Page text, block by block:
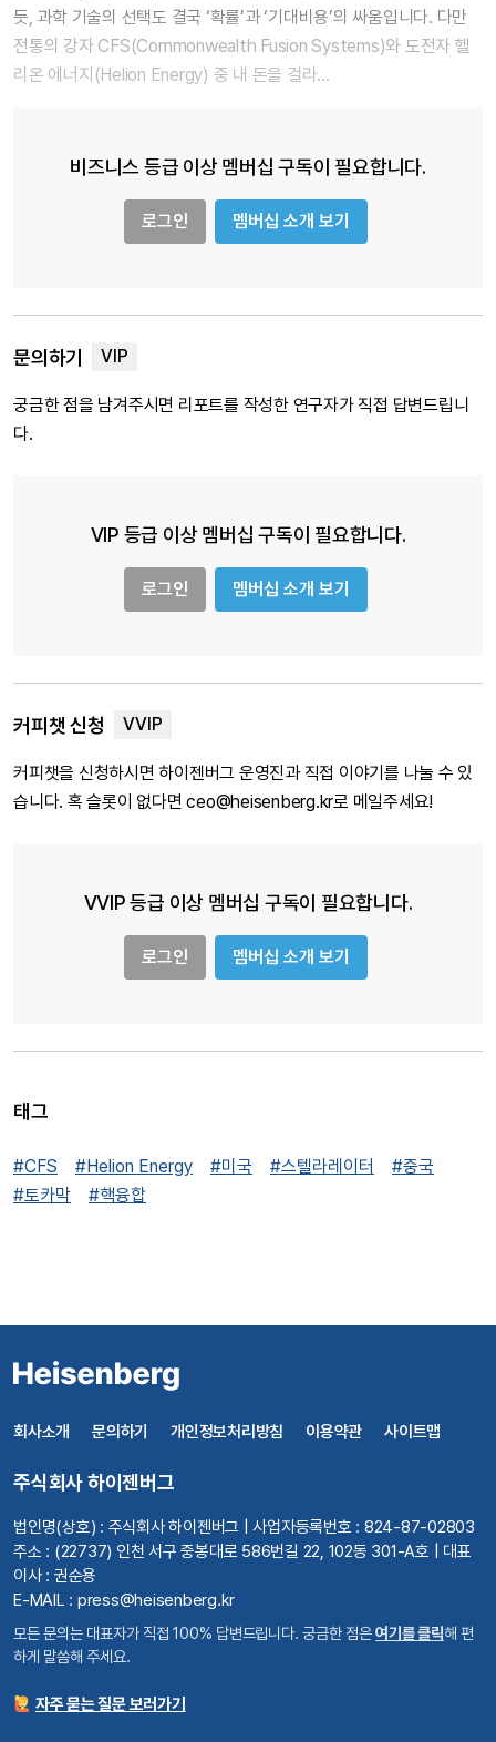
듯, 과학 기술의 선택도 결국 ‘확률’과 ‘기대비용’의 싸움입니다. 다만
전통의 강자 CFS(Commonwealth Fusion Systems)와 도전자 헬
리온 에너지(Helion Energy) 중 내 돈을 걸라…
비즈니스 등급 이상 멤버십 구독이 필요합니다.
로그인 멤버십 소개 보기
문의하기
궁금한 점을 남겨주시면 리포트를 작성한 연구자가 직접 답변드립니
다.
VIP 등급 이상 멤버십 구독이 필요합니다.
로그인 멤버십 소개 보기
커피챗 신청
커피챗을 신청하시면 하이젠버그 운영진과 직접 이야기를 나눌 수 있
습니다. 혹 슬롯이 없다면 ceo@heisenberg.kr로 메일주세요!
VVIP 등급 이상 멤버십 구독이 필요합니다.
로그인 멤버십 소개 보기
태그
#CFS #Helion Energy #미국 #스텔라레이터
#중국
#토카막
#핵융합
회사소개 문의하기 개인정보처리방침 이용약관 사이트맵
주식회사 하이젠버그
법인명(상호) : 주식회사 하이젠버그 | 사업자등록번호 : 824-87-02803
주소 : (22737) 인천 서구 중봉대로 586번길 22, 102동 301-A호 | 대표
이사 : 권순용
E-MAIL : press@heisenberg.kr
모든 문의는 대표자가 직접 100% 답변드립니다. 궁금한 점은여기를 클릭해 편
하게 말씀해 주세요.
자주 묻는 질문 보러가기